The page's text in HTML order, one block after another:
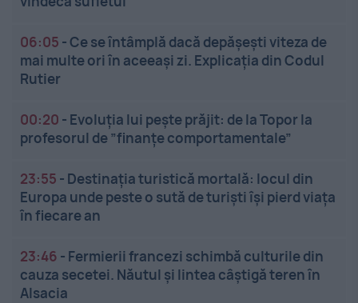
06:05 -Ce se întâmplă dacă depășești viteza de
mai multe ori în aceeași zi. Explicația din Codul
Rutier
00:20 - Evoluția lui pește prăjit: de la Topor la
profesorul de ”finanțe comportamentale”
23:55 - Destinația turistică mortală: locul din
Europa unde peste o sută de turiști își pierd viața
în fiecare an
23:46 - Fermierii francezi schimbă culturile din
cauza secetei. Năutul și lintea câștigă teren în
Alsacia